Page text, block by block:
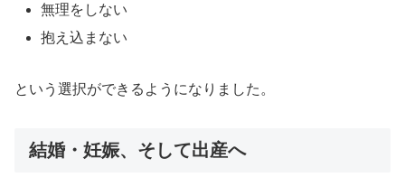
無理をしない
抱え込まない
という選択ができるようになりました。
結婚・妊娠、そして出産へ